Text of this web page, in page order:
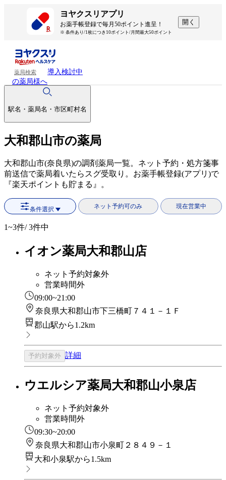
ヨヤクスリアプリ
お薬手帳登録で毎月50ポイント進呈！
※ 条件あり/1枚につき10ポイント/月間最大50ポイント
開く
薬局検索
導入検討中
の薬局様へ
駅名・薬局名・市区町村名
大和郡山市の薬局
大和郡山市(奈良県)の調剤薬局一覧。ネット予約・処方箋事
前送信で薬局着いたらスグ受取り。お薬手帳登録(アプリ)で
『楽天ポイントも貯まる』。
条件選択 ネット予約可のみ 現在営業中
1~3件/ 3件中
イオン薬局大和郡山店
ネット予約対象外
営業時間外
09:00~21:00
奈良県大和郡山市下三橋町７４１－１Ｆ
郡山駅から1.2km
予約対象外 詳細
ウエルシア薬局大和郡山小泉店
ネット予約対象外
営業時間外
09:30~20:00
奈良県大和郡山市小泉町２８４９－１
大和小泉駅から1.5km